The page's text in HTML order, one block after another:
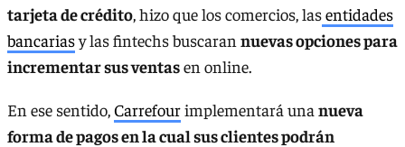
tarjeta de crédito, hizo que los comercios, lasentidades
bancariasy las fintechs buscaran nuevas opciones para
incrementar sus ventasen online.
En ese sentido,Carrefourimplementará una nueva
forma de pagos en la cual sus clientes podrán